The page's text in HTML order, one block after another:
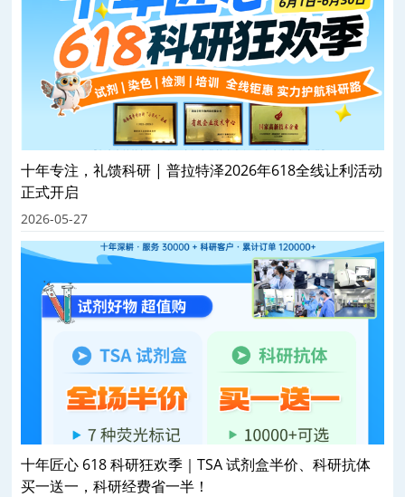
十年专注，礼馈科研 | 普拉特泽2026年618全线让利活动
正式开启
2026-05-27
十年匠心 618 科研狂欢季｜TSA 试剂盒半价、科研抗体
买一送一，科研经费省一半！